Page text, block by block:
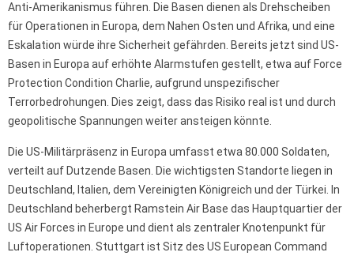
Anti-Amerikanismus führen. Die Basen dienen als Drehscheiben
für Operationen in Europa, dem Nahen Osten und Afrika, und eine
Eskalation würde ihre Sicherheit gefährden. Bereits jetzt sind US-
Basen in Europa auf erhöhte Alarmstufen gestellt, etwa auf Force
Protection Condition Charlie, aufgrund unspezifischer
Terrorbedrohungen. Dies zeigt, dass das Risiko real ist und durch
geopolitische Spannungen weiter ansteigen könnte.
Die US-Militärpräsenz in Europa umfasst etwa 80.000 Soldaten,
verteilt auf Dutzende Basen. Die wichtigsten Standorte liegen in
Deutschland, Italien, dem Vereinigten Königreich und der Türkei. In
Deutschland beherbergt Ramstein Air Base das Hauptquartier der
US Air Forces in Europe und dient als zentraler Knotenpunkt für
Luftoperationen. Stuttgart ist Sitz des US European Command